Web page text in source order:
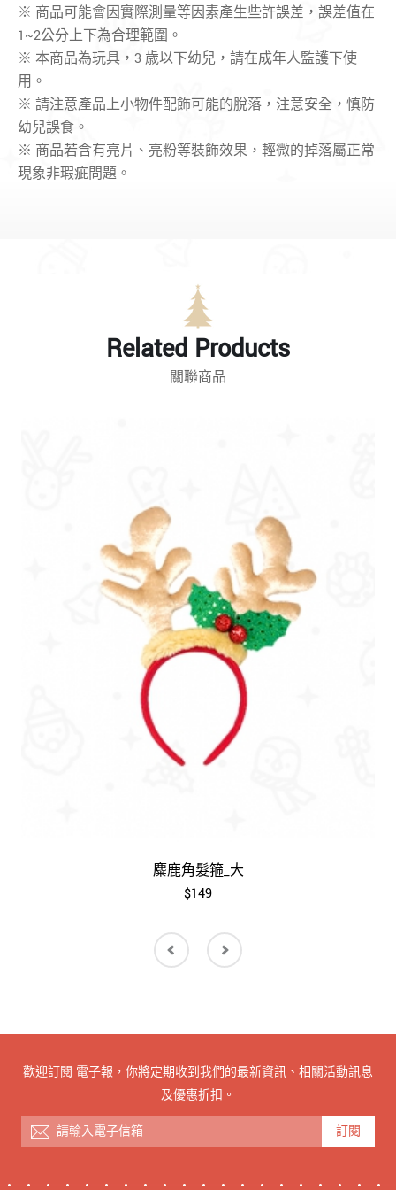
※ 商品可能會因實際測量等因素產生些許誤差，誤差值在
1~2公分上下為合理範圍。
※ 本商品為玩具，3 歳以下幼兒，請在成年人監護下使
用。
※ 請注意產品上小物件配飾可能的脫落， 注意安全 ， 慎防
幼兒誤食。
※ 商品若含有亮片、亮粉等裝飾效果，輕微的掉落屬正常
現象非瑕疵問題。
關聯商品
Related Products
麋鹿角髮箍_大
$149
歡迎訂閱 電子報，你將定期收到我們的最新資訊、相關活動訊息
及優惠折扣。
訂閱